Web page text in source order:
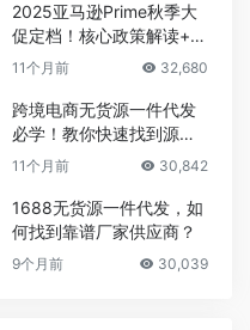
2025亚马逊Prime秋季大
促定档！核心政策解读+爆
款选品攻略
11个月前 32,680
跨境电商无货源一件代发
必学！教你快速找到源头
厂家
11个月前 30,842
1688无货源一件代发，如
何找到靠谱厂家供应商？
9个月前 30,039